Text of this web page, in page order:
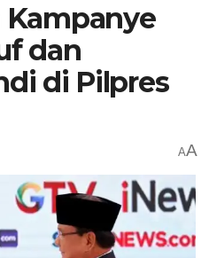
Kampanye
dan
di Pilpres
AA